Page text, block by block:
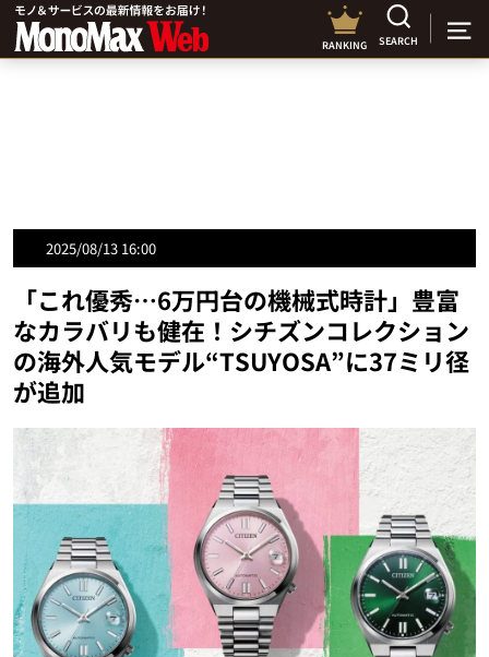
RANKING SEARCH
2025/08/13 16:00
「これ優秀…6万円台の機械式時計」豊富
なカラバリも健在！シチズンコレクション
の海外人気モデル“TSUYOSA”に37ミリ径
が追加